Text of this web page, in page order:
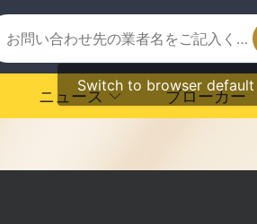
Switch to browser default
ニュース ブローカー